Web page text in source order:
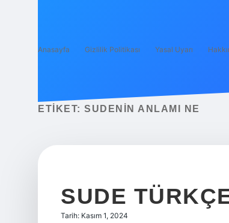
Anasayfa Gizlilik Politikası Yasal Uyarı
ETIKET: SUDENIN ANLAMI NE
SUDE
Tarih: Kasım 1, 2024